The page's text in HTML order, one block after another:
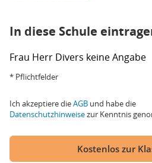
In diese Schule
Frau Herr Divers keine Angabe
* Pflichtfelder
Ich akzeptiere dieAGB und habe die
Datenschutzhinweisezur Kenntnis
Kostenlos zur